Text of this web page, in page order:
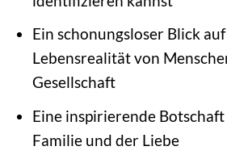
Ein schonungsloser Blick
Lebensrealität von
Gesellschaft
Eine inspirierende
Familie und der Liebe